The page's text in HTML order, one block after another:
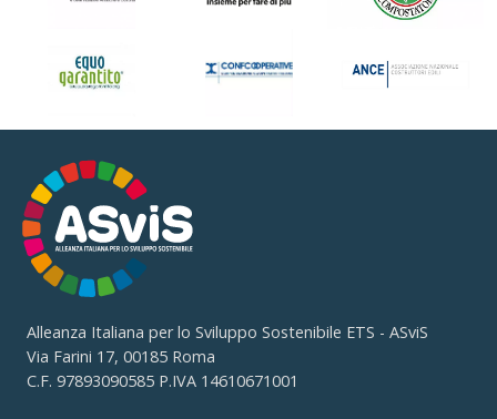
Alleanza Italiana per lo Sviluppo Sostenibile ETS - ASviS
Via Farini 17, 00185 Roma
C.F. 97893090585 P.IVA 14610671001